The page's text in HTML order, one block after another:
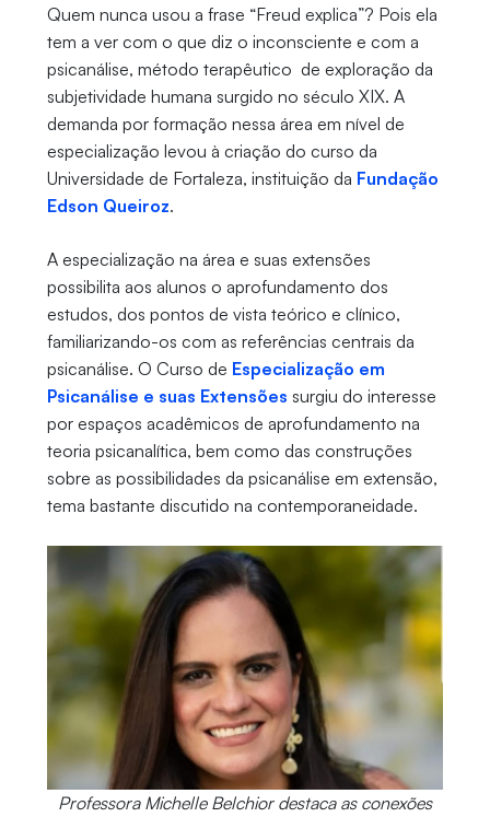
Quem nunca usou a frase “Freud explica”? Pois ela
tem a ver com o que diz o inconsciente e com a
psicanálise, método terapêutico de exploração da
subjetividade humana surgido no século XIX. A
demanda por formação nessa área em nível de
especialização levou à criação do curso da
Universidade de Fortaleza, instituição da Fundação
Edson Queiroz.
A especialização na área e suas extensões
possibilita aos alunos o aprofundamento dos
estudos, dos pontos de vista teórico e clínico,
familiarizando-os com as referências centrais da
psicanálise. O Curso de Especialização em
Psicanálise e suas Extensões surgiu do interesse
por espaços acadêmicos de aprofundamento na
teoria psicanalítica, bem como das construções
sobre as possibilidades da psicanálise em extensão,
tema bastante discutido na contemporaneidade.
Professora Michelle Belchior destaca as conexões